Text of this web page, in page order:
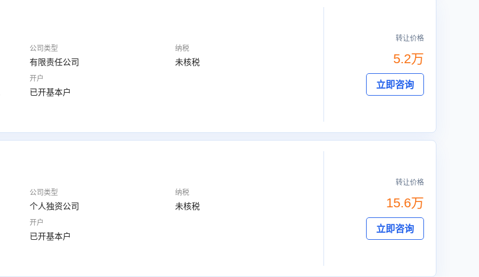
公司类型
有限责任公司
纳税
未核税
开户
已开基本户
转让价格
5.2万
立即咨询
公司类型
个人独资公司
纳税
未核税
开户
已开基本户
转让价格
15.6万
立即咨询